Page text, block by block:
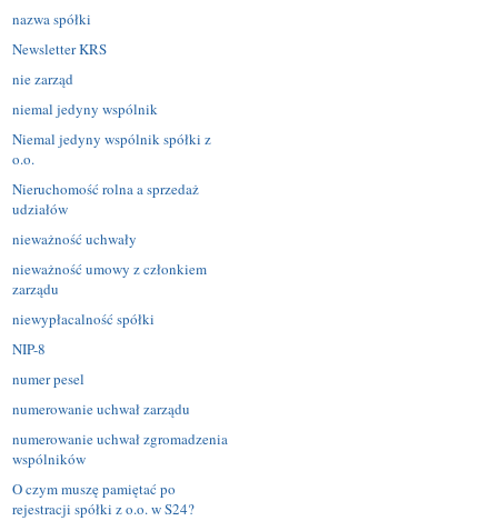
nazwa spółki
Newsletter KRS
nie zarząd
niemal jedyny wspólnik
Niemal jedyny wspólnik spółki z
o.o.
Nieruchomość rolna a sprzedaż
udziałów
nieważność uchwały
nieważność umowy z członkiem
zarządu
niewypłacalność spółki
NIP-8
numer pesel
numerowanie uchwał zarządu
numerowanie uchwał zgromadzenia
wspólników
O czym muszę pamiętać po
rejestracji spółki z o.o. w S24?